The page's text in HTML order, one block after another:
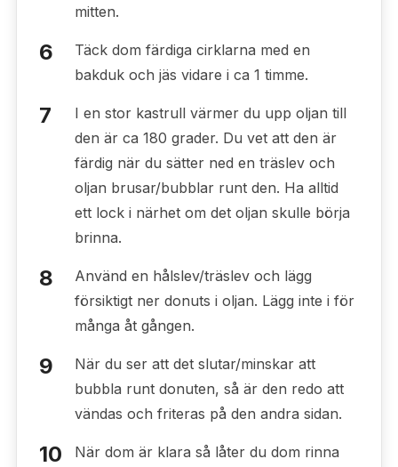
mitten.
Täck dom färdiga cirklarna med en
bakduk och jäs vidare i ca 1 timme.
I en stor kastrull värmer du upp oljan till
den är ca 180 grader. Du vet att den är
färdig när du sätter ned en träslev och
oljan brusar/bubblar runt den. Ha alltid
ett lock i närhet om det oljan skulle börja
brinna.
Använd en hålslev/träslev och lägg
försiktigt ner donuts i oljan. Lägg inte i för
många åt gången.
När du ser att det slutar/minskar att
bubbla runt donuten, så är den redo att
vändas och friteras på den andra sidan.
När dom är klara så låter du dom rinna